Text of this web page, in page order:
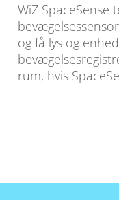
WiZ
og få lys og
rum, hvis